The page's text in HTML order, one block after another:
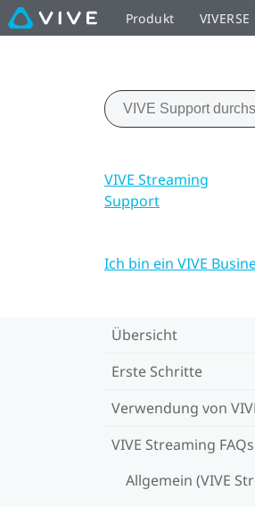
Produkt VIVERSE
VIVE Streaming
Support
Ich bin ein VIVE
Übersicht
Erste Schritte
Verwendung von
VIVE Streaming FAQs
Allgemein (VIVE